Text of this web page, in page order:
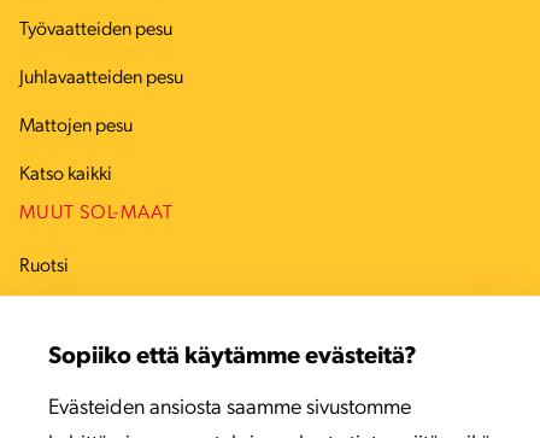
Sopiiko että käytämme evästeitä?
Evästeiden ansiosta saamme sivustomme
Työvaatteiden pesu
Juhlavaatteiden pesu
Mattojen pesu
Katso kaikki
MUUT SOL-MAAT
Ruotsi
Viro
Latvia